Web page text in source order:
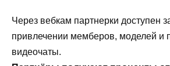
Через вебкам партнерки доступен
привлечении мемберов, моделей и
видеочаты.